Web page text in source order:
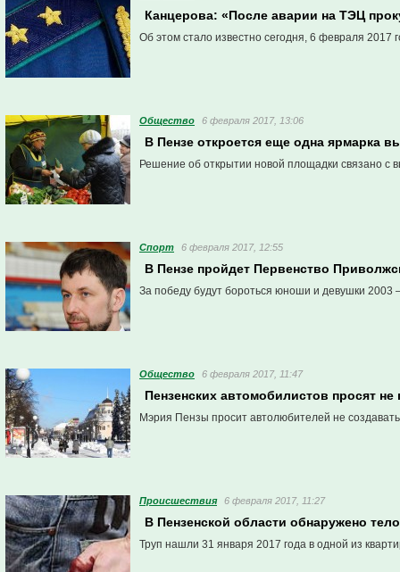
Канцерова: «После аварии на ТЭЦ
Об этом стало известно сегодня, 6 февраля 2017
Общество 6 февраля 2017, 13:06
В Пензе откроется еще одна ярмарка
Решение об открытии новой площадки связано с
Спорт 6 февраля 2017, 12:55
В Пензе пройдет Первенство
За победу будут бороться юноши и девушки 2003
Общество 6 февраля 2017, 11:47
Пензенских автомобилистов просят
Мэрия Пензы просит автолюбителей не
Проиcшествия 6 февраля 2017, 11:27
В Пензенской области обнаружено
Труп нашли 31 января 2017 года в одной из